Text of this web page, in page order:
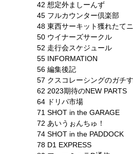
42 想定外ましーんず
45 フルカウンター倶楽部
48 東西サーキット獲れたて
50 ウイナーズサークル
52 走行会スケジュール
55 INFORMATION
56 編集後記
57 クスコレーシングのガチ
62 2023期待のNEW PARTS
64 ドリパ市場
71 SHOT in the GARAGE
72 あいうぉんちゅ！
74 SHOT in the PADDOCK
78 D1 EXPRESS